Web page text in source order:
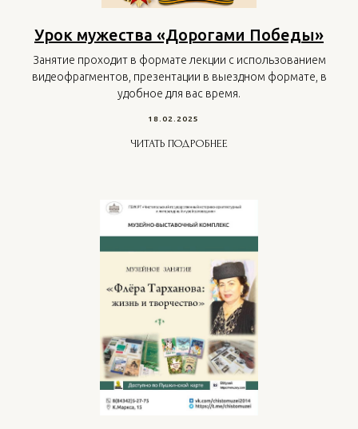
Урок мужества «Дорогами Победы»
Занятие проходит в формате лекции с использованием
видеофрагментов, презентации в выездном формате, в
удобное для вас время.
18.02.2025
ЧИТАТЬ ПОДРОБНЕЕ